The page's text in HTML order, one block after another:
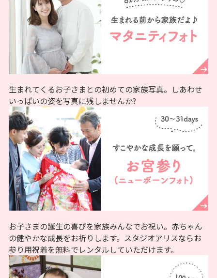
生まれてくるお子さまとの初めての家族写真。しあわせ
いっぱいの姿を写真に残しませんか?
お子さまの誕生の喜びを家族みんなでお祝い。赤ちゃん
の健やかな成長をお祈りします。スタジオアリスならお
参り用祝着を無料でレンタルしていただけます。